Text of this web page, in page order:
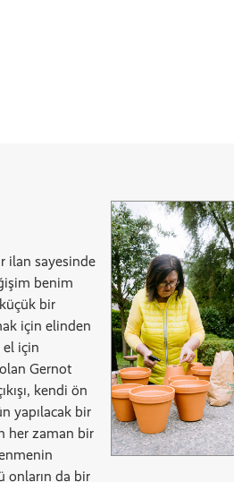
ilan sayesinde
benim
bir
için elinden
el için
Gernot
kendi ön
yapılacak bir
her zaman bir
onların da bir